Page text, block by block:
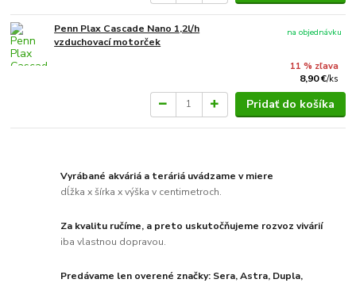
Penn Plax Cascade Nano 1,2l/h
vzduchovací motorček
11 % zľava
8,90 €/ks
na objednávku
Pridať do košíka
Vyrábané akváriá a teráriá uvádzame v miere
dĺžka x šírka x výška v centimetroch.
Za kvalitu ručíme, a preto uskutočňujeme rozvoz vivárií
iba vlastnou dopravou.
Predávame len overené značky: Sera, Astra, Dupla,